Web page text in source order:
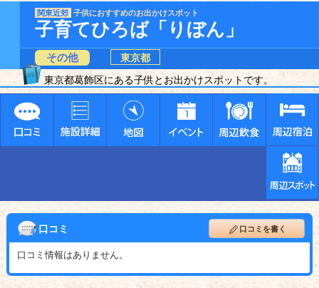
関東近郊 子供におすすめのお出かけスポット
子育てひろば「りぼん」
その他
東京都
東京都葛飾区にある子供とお出かけスポットです。
口コミ 口コミを書く
口コミ情報はありません。